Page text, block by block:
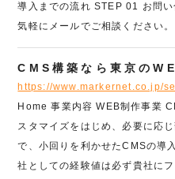
導入までの流れ STEP 01 お問
気軽にメールでご相談ください
CMS構築なら東京の
https://www.markernet.co.jp/
Home 事業内容 WEB制作事業
スタマイズをはじめ、必要に応
で、小回りを利かせたCMSの導
社としての経験値は必ず貴社に